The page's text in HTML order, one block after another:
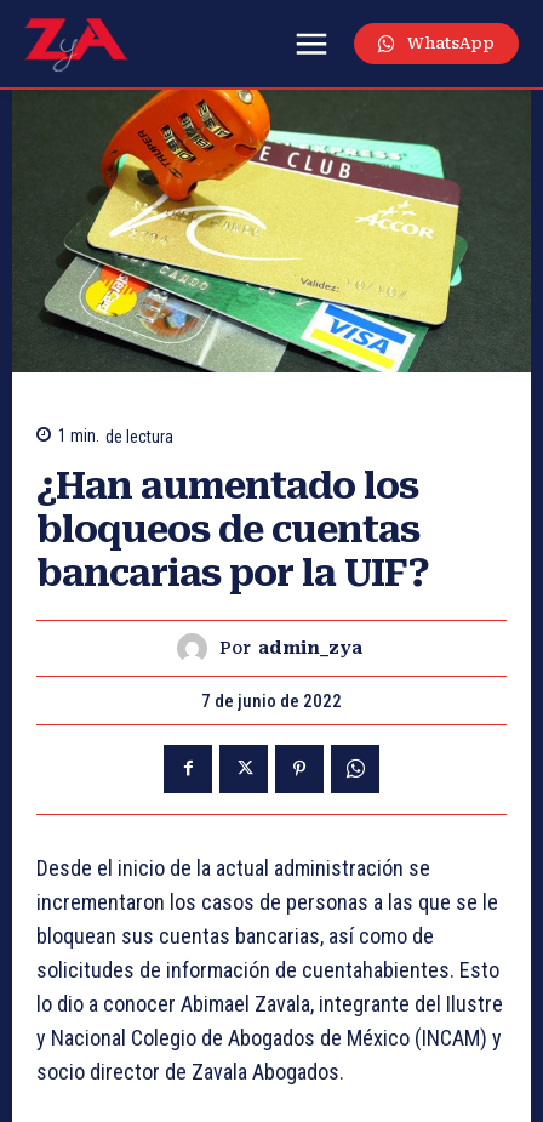
WhatsApp
1 min. de lectura
¿Han aumentado los
bloqueos de cuentas
bancarias por la UIF?
Por admin_zya
7 de junio de 2022
Desde el inicio de la actual administración se
incrementaron los casos de personas a las que se le
bloquean sus cuentas bancarias, así como de
solicitudes de información de cuentahabientes. Esto
lo dio a conocer Abimael Zavala, integrante del Ilustre
y Nacional Colegio de Abogados de México (INCAM) y
socio director de Zavala Abogados.